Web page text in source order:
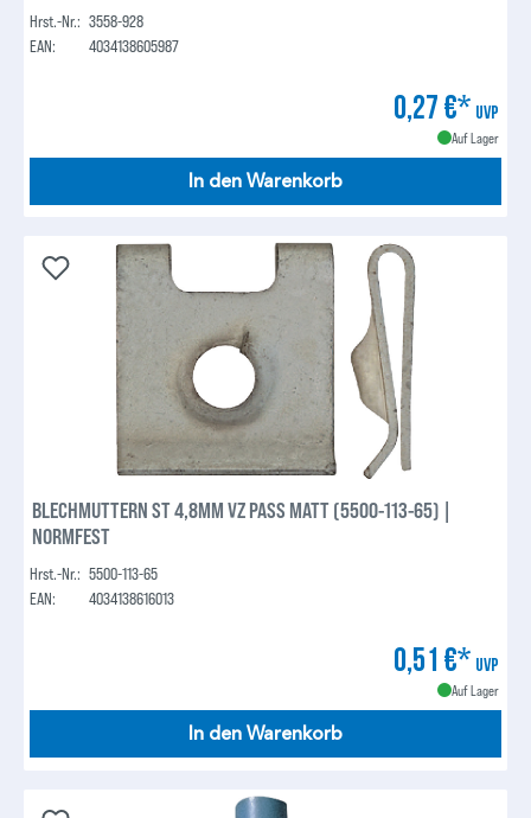
Hrst.-Nr.: 3558-928
EAN:
4034138605987
0,27 €* UVP
Auf Lager
In den Warenkorb
BLECHMUTTERN ST 4,8MM VZ PASS MATT (5500-113-65) |
NORMFEST
Hrst.-Nr.: 5500-113-65
EAN:
4034138616013
0,51 €* UVP
Auf Lager
In den Warenkorb